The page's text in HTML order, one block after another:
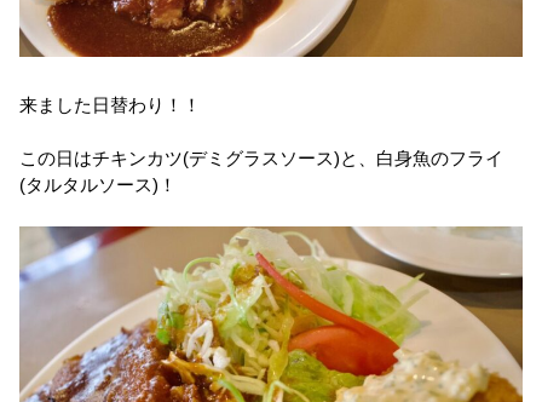
来ました日替わり！！
この日はチキンカツ(デミグラスソース)と、白身魚のフライ
(タルタルソース)！